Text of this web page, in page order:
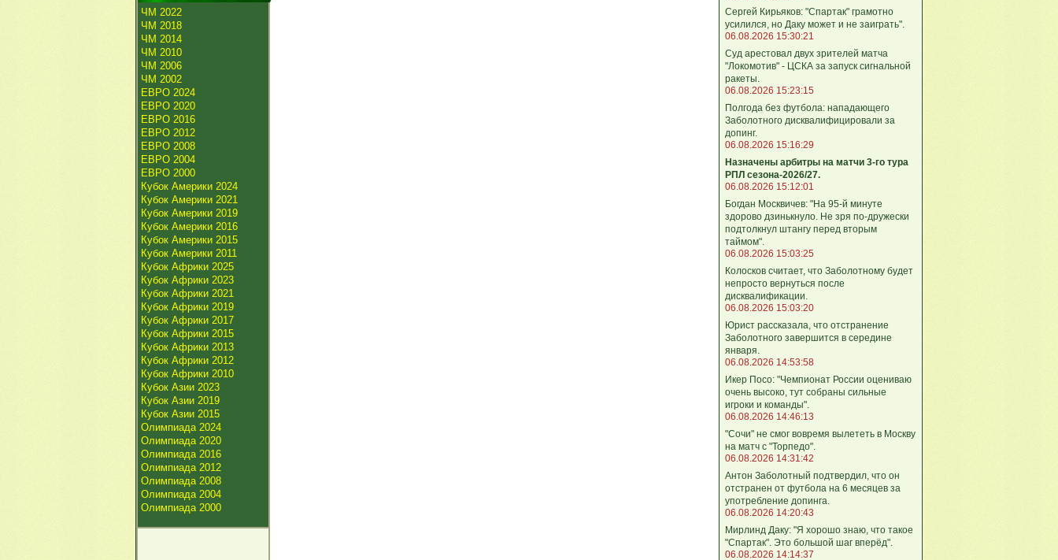
ЧМ 2022
ЧМ 2018
ЧМ 2014
ЧМ 2010
ЧМ 2006
ЧМ 2002
ЕВРО 2024
ЕВРО 2020
ЕВРО 2016
ЕВРО 2012
ЕВРО 2008
ЕВРО 2004
ЕВРО 2000
Кубок Америки 2024
Кубок Америки 2021
Кубок Америки 2019
Кубок Америки 2016
Кубок Америки 2015
Кубок Америки 2011
Кубок Африки 2025
Кубок Африки 2023
Кубок Африки 2021
Кубок Африки 2019
Кубок Африки 2017
Кубок Африки 2015
Кубок Африки 2013
Кубок Африки 2012
Кубок Африки 2010
Кубок Азии 2023
Кубок Азии 2019
Кубок Азии 2015
Олимпиада 2024
Олимпиада 2020
Олимпиада 2016
Олимпиада 2012
Олимпиада 2008
Олимпиада 2004
Олимпиада 2000
Сергей Кирьяков: "Спартак" грамотно
усилился, но Даку может и не заиграть".
06.08.2026 15:30:21
Суд арестовал двух зрителей матча
"Локомотив" - ЦСКА за запуск сигнальной
ракеты.
06.08.2026 15:23:15
Полгода без футбола: нападающего
Заболотного дисквалифицировали за
допинг.
06.08.2026 15:16:29
Назначены арбитры на матчи 3-го тура
РПЛ сезона-2026/27.
06.08.2026 15:12:01
Богдан Москвичев: "На 95‑й минуте
здорово дзинькнуло. Не зря по‑дружески
подтолкнул штангу перед вторым
таймом".
06.08.2026 15:03:25
Колосков считает, что Заболотному будет
непросто вернуться после
дисквалификации.
06.08.2026 15:03:20
Юрист рассказала, что отстранение
Заболотного завершится в середине
января.
06.08.2026 14:53:58
Икер Посо: "Чемпионат России оцениваю
очень высоко, тут собраны сильные
игроки и команды".
06.08.2026 14:46:13
"Сочи" не смог вовремя вылететь в Москву
на матч с "Торпедо".
06.08.2026 14:31:42
Антон Заболотный подтвердил, что он
отстранен от футбола на 6 месяцев за
употребление допинга.
06.08.2026 14:20:43
Мирлинд Даку: "Я хорошо знаю, что такое
"Спартак". Это большой шаг вперёд".
06.08.2026 14:14:37